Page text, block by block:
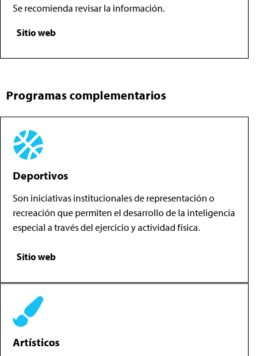
Se recomienda revisar la información.
Sitio web
Programas complementarios
Deportivos
Son iniciativas institucionales de representación o
recreación que permiten el desarrollo de la inteligencia
especial a través del ejercicio y actividad física.
Sitio web
Artísticos